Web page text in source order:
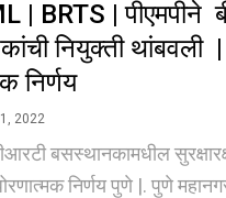
| BRTS | पीएमपीने
नियुक्ती
निर्णय
2022
बसस्थानकामधील
निर्णय पुणे |. पुणे